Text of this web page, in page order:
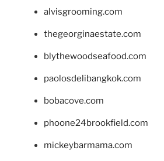
alvisgrooming.com
thegeorginaestate.com
blythewoodseafood.com
paolosdelibangkok.com
bobacove.com
phoone24brookfield.com
mickeybarmama.com